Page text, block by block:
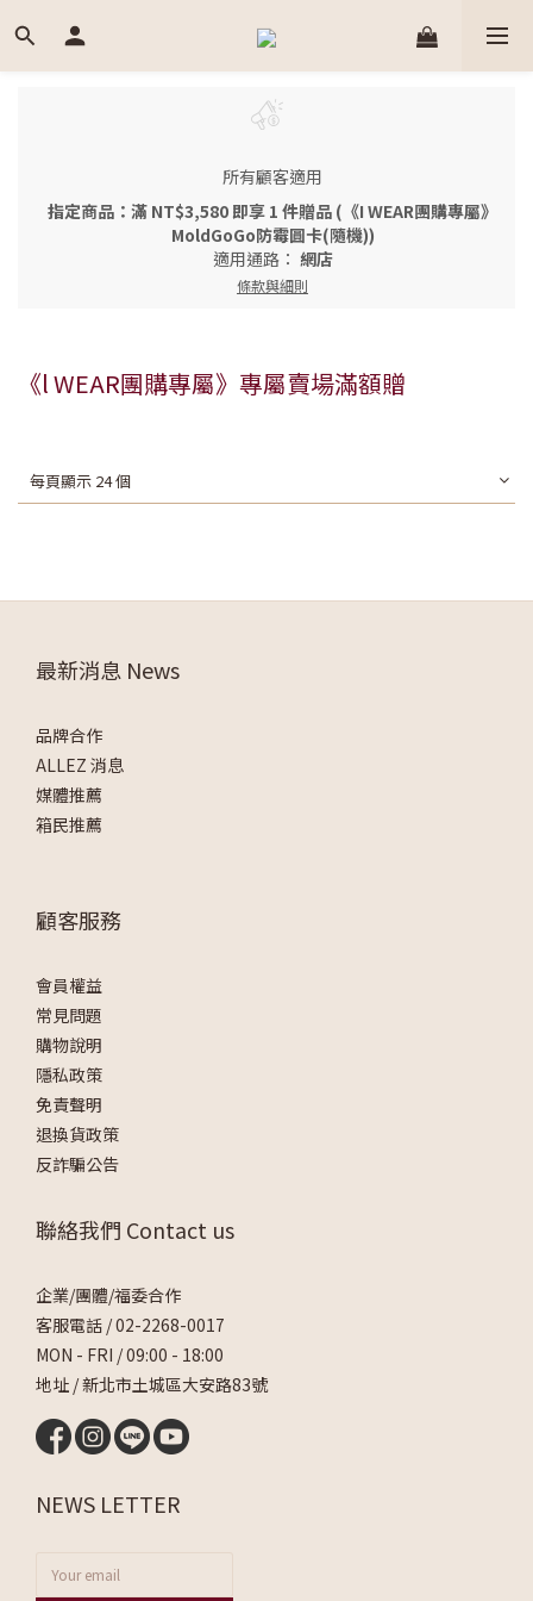
所有顧客適用
指定商品：滿 NT$3,580 即享 1 件贈品 (《I WEAR團購專屬》
MoldGoGo防霉圓卡(隨機))
適用通路： 網店
條款與細則
《l WEAR團購專屬》專屬賣場滿額贈
每頁顯示 24 個
最新消息 News
品牌合作
ALLEZ 消息
媒體推薦
箱民推薦
顧客服務
會員權益
常見問題
購物說明
隱私政策
免責聲明
退換貨政策
反詐騙公告
聯絡我們 Contact us
企業/團體/福委合作
客服電話 /02-2268-0017
MON - FRI / 09:00 - 18:00
地址 / 新北市土城區大安路83號
NEWS LETTER